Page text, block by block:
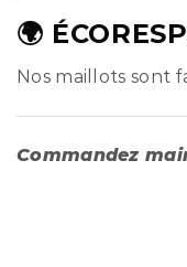
🌍
Nos maillots sont
Commandez